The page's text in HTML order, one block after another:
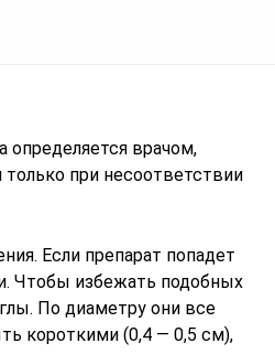
определяется врачом,
при несоответствии
Если препарат попадет
Чтобы избежать подобных
По диаметру они все
короткими (0,4 — 0,5 см),